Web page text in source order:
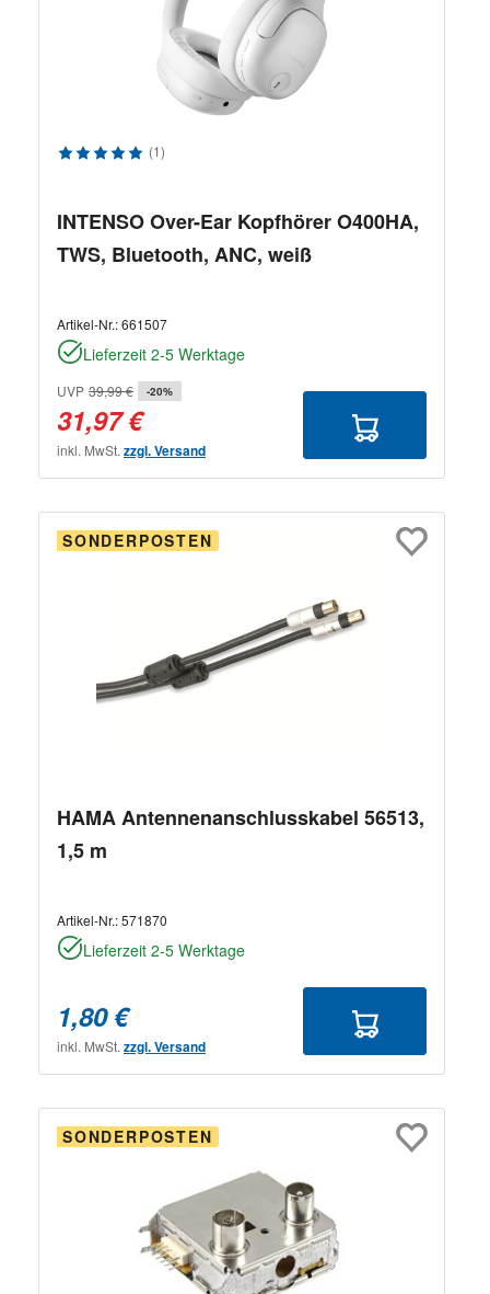
Durchschnittliche Bewertung von 5 von 5 Sternen
(1)
INTENSO Over-Ear Kopfhörer O400HA,
TWS, Bluetooth, ANC, weiß
Artikel-Nr.:661507
Lieferzeit 2-5 Werktage
UVP 39,99 € -20%
31,97 €
inkl. MwSt. zzgl. Versand
SONDERPOSTEN
HAMA Antennenanschlusskabel 56513,
1,5 m
Artikel-Nr.:571870
Lieferzeit 2-5 Werktage
1,80 €
inkl. MwSt. zzgl. Versand
SONDERPOSTEN